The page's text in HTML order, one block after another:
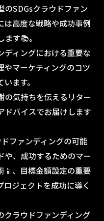
のSDGsクラウドファン
は高度な戦略や成功事例
す📚。
ディングにおける重要な
やマーケティングのコツ
ます。
の気持ちを伝えるリター
ドバイスでお届けします
ファンディングの可能
や、成功するためのマー
📱、目標金額設定の重要
ジェクトを成功に導く
クラウドファンディング